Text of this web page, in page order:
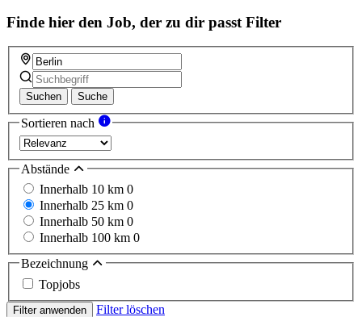
Finde hier den Job, der zu dir passt Filter
Suchen Suche
Sortieren nach
Abstände
Innerhalb 10 km 0
Innerhalb 25 km 0
Innerhalb 50 km 0
Innerhalb 100 km 0
Bezeichnung
Topjobs
Filter anwenden Filter löschen